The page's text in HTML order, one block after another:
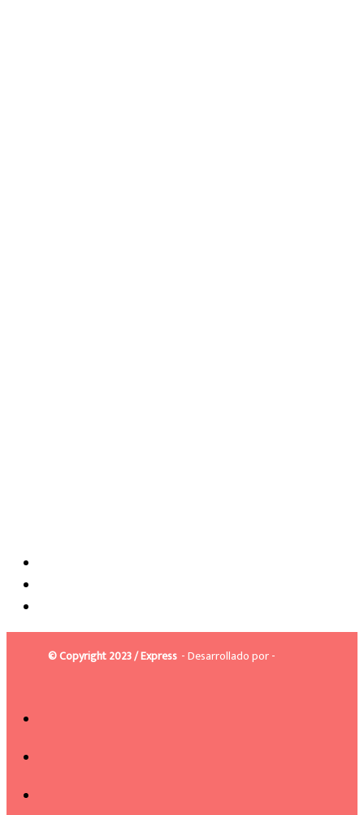
© Copyright 2023 / Express - Desarrollado por -